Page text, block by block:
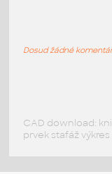
Dosud žádné
CAD download:
prvek stafáž